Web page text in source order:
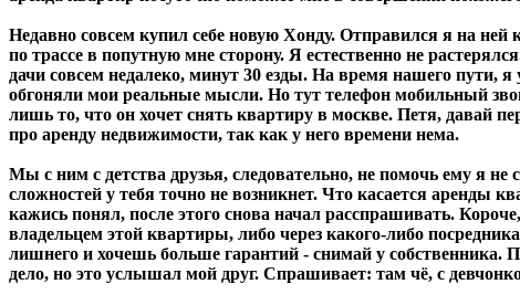
Недавно совсем купил себе новую Хонду. Отправился я на
по трассе в попутную мне сторону. Я естественно не
дачи совсем недалеко, минут 30 езды. На время нашего пути,
обгоняли мои реальные мысли. Но тут телефон мобильный
лишь то, что он хочет снять квартиру в москве. Петя, давай
про аренду недвижимости, так как у него времени нема.
Мы с ним с детства друзья, следовательно, не помочь ему я
сложностей у тебя точно не возникнет. Что касается аренды
кажись понял, после этого снова начал расспрашивать.
владельцем этой квартиры, либо через какого-либо
лишнего и хочешь больше гарантий - снимай у собственника.
дело, но это услышал мой друг. Спрашивает: там чё, с